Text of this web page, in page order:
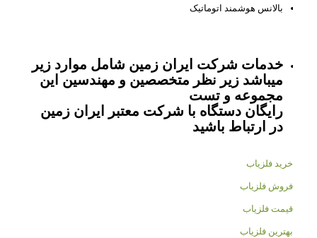
بالانس هوشمند اتوماتیک
خدمات شرکت ایران زمین شامل موارد زیر
میباشد زیر نظر متخصصین و مهندسین این
مجموعه و تست
رایگان دستگاه با شرکت معتبر ایران زمین
در ارتباط باشید
خرید فلزیاب
فروش فلزیاب
قیمت فلزیاب
بهترین فلزیاب